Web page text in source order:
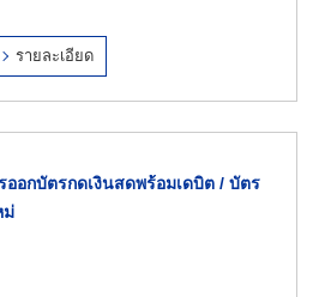
รายละเอียด
ออกบัตรกดเงินสดพร้อมเดบิต / บัตร
ม่